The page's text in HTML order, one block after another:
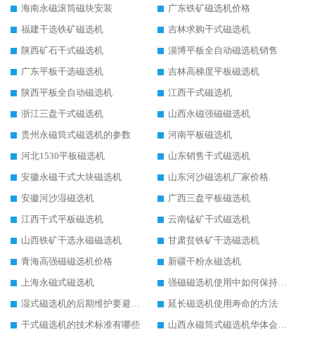
海南永磁滚筒磁块安装
广东铁矿磁选机价格
福建干选铁矿磁选机
吉林求购干式磁选机
陕西矿石干式磁选机
淄博平板全自动磁选机销售
广东平板干选磁选机
吉林高梯度平板磁选机
陕西平板全自动磁选机
江西干式磁选机
浙江三盘干式磁选机
山西永磁强磁磁选机
贵州永磁筒式磁选机的参数
河南平板磁选机
河北1530平板磁选机
山东销售干式磁选机
安徽永磁干式大块磁选机
山东河沙磁选机厂家价格
安徽河沙湿磁选机
广西三盘平板磁选机
江西干式平板磁选机
云南锰矿干式磁选机
山西铁矿干选永磁磁选机
甘肃贫铁矿干选磁选机
青海高强磁磁选机价格
新疆干粉永磁选机
上海永磁式磁选机
强磁磁选机使用中如何保持其顺畅运行
湿式磁选机的后期维护要避开哪些坑
延长磁选机使用寿命的方法
干式磁选机的技术标准有哪些
山西永磁筒式磁选机华体会手机网页版-华体会(中国)